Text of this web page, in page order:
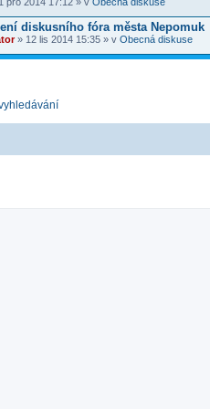
diskusního fóra města Nepomuk
» 12 lis 2014 15:35 » v Obecná diskuse